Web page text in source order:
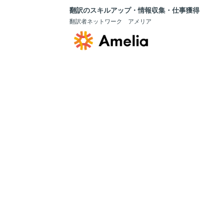
翻訳のスキルアップ・情報収集・仕事獲得
翻訳者ネットワーク アメリア